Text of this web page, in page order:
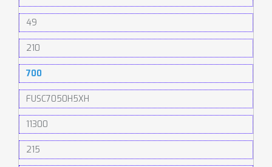
49
210
700
FUSC7050H5XH
11300
215